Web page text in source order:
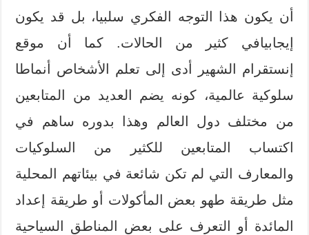
أن يكون هذا التوجه الفكري سلبيا، بل قد يكون
إيجابيافي كثير من الحالات. كما أن موقع
إنستقرام الشهير أدى إلى تعلم الأشخاص أنماطا
سلوكية عالمية، كونه يضم العديد من المتابعين
من مختلف دول العالم وهذا بدوره ساهم في
اكتساب المتابعين للكثير من السلوكيات
والمعارف التي لم تكن شائعة في بيئاتهم المحلية
مثل طريقة طهو بعض المأكولات أو طريقة إعداد
المائدة أو التعرف على بعض المناطق السياحية